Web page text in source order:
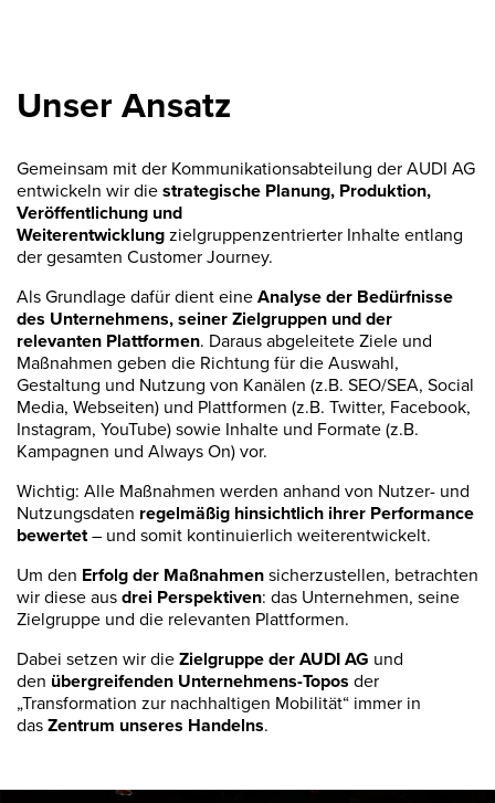
Unser Ansatz
Gemeinsam mit der Kommunikationsabteilung der AUDI AG
entwickeln wir diestrategische Planung, Produktion,
Veröffentlichung und
Weiterentwicklungzielgruppenzentrierter Inhalte entlang
der gesamten Customer Journey.
Als Grundlage dafür dient eineAnalyse der Bedürfnisse
des Unternehmens, seiner Zielgruppen und der
relevanten Plattformen. Daraus abgeleitete Ziele und
Maßnahmen geben die Richtung für die Auswahl,
Gestaltung und Nutzung von Kanälen (z.B. SEO/SEA, Social
Media, Webseiten) und Plattformen (z.B. Twitter, Facebook,
Instagram, YouTube) sowie Inhalte und Formate (z.B.
Kampagnen und Always On) vor.
Wichtig: Alle Maßnahmen werden anhand von Nutzer- und
Nutzungsdaten regelmäßig hinsichtlich ihrer Performance
bewertet– und somit kontinuierlich weiterentwickelt.
Um den Erfolg der Maßnahmensicherzustellen, betrachten
wir diese ausdrei Perspektiven: das Unternehmen, seine
Zielgruppe und die relevanten Plattformen.
Dabei setzen wir dieZielgruppe der AUDI AG und
den übergreifenden Unternehmens-Topos der
„Transformation zur nachhaltigen Mobilität“ immer in
dasZentrum unseres Handelns.